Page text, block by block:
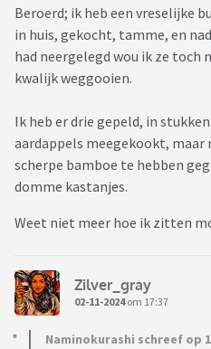
Beroerd; ik heb een vreselijke
in huis, gekocht, tamme, en
had neergelegd wou ik ze toch
kwalijk weggooien.
Ik heb er drie gepeld, in
aardappels meegekookt,
scherpe bamboe te hebben
domme kastanjes.
Weet niet meer hoe ik zitten
Zilver_gray
02-11-2024om 17:37
Naminokurashi schreef op